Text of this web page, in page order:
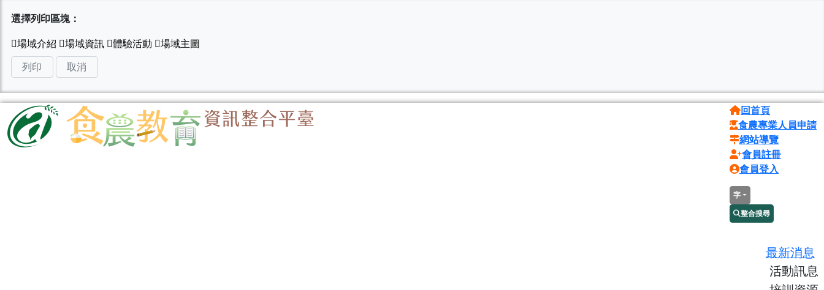
選擇列印區塊：
列印 取消
回首頁
食農專業人員申請
網站導覽
會員註冊
會員登入
字
整合搜尋
最新消息
活動訊息